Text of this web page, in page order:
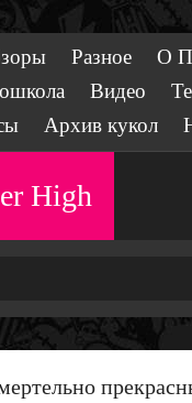
Разное
О
Видео
Архив кукол
High